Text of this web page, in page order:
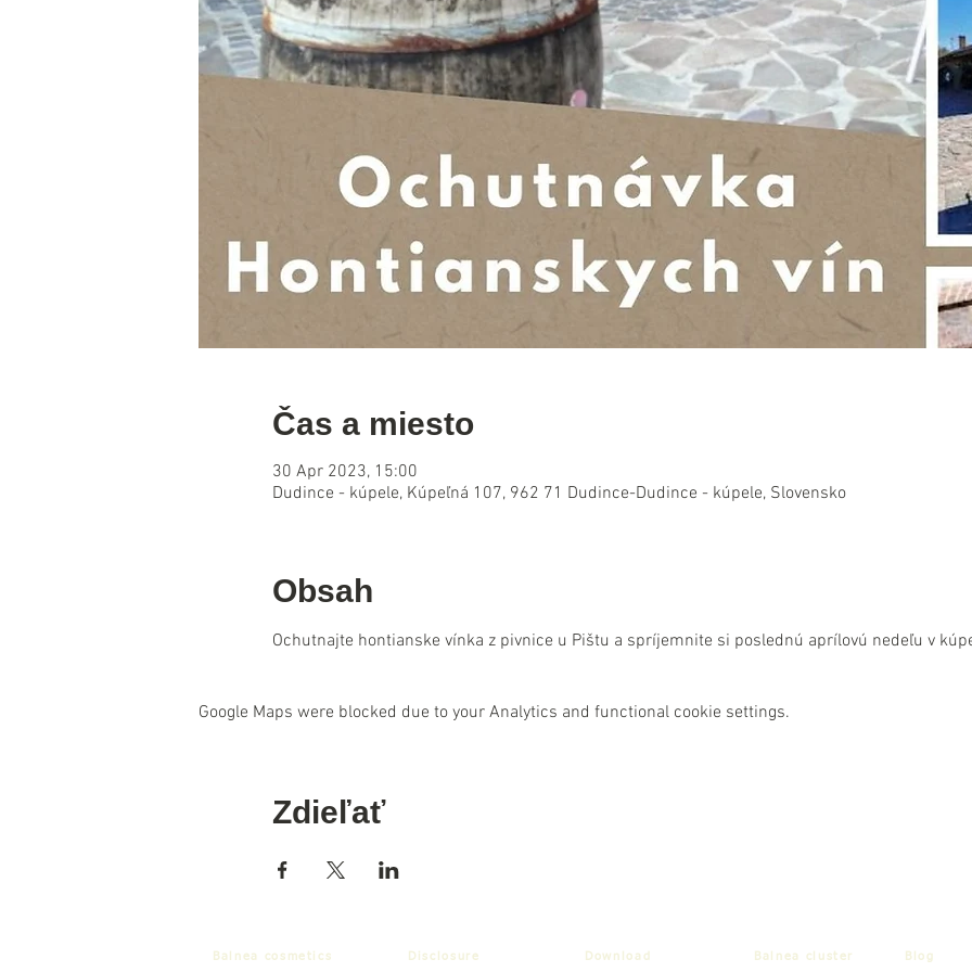
Čas a miesto
30 Apr 2023, 15:00
Dudince - kúpele, Kúpeľná 107, 962 71 Dudince-Dudince - kúpele, Slovensko
Obsah
Ochutnajte hontianske vínka z pivnice u Pištu a spríjemnite si poslednú aprílovú nedeľu v
Google Maps were blocked due to your Analytics and functional cookie settings.
Zdieľať
Balnea cosmetics Disclosure Download Balnea cluster Blog